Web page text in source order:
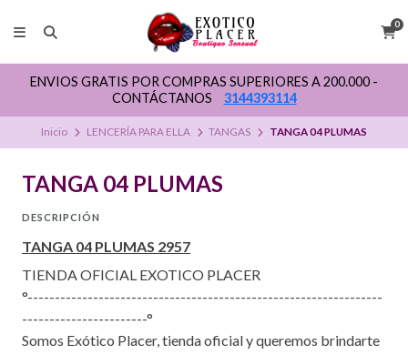
0
ENVIOS GRATIS POR COMPRAS SUPERIORES A 200.000 -
CONTÁCTANOS
3144393114
Inicio LENCERÍA PARA ELLA TANGAS TANGA 04 PLUMAS
TANGA 04 PLUMAS
DESCRIPCIÓN
TANGA 04 PLUMAS 2957
TIENDA OFICIAL EXOTICO PLACER
°-----------------------------------------------------------------
-----------------------°
Somos Exótico Placer, tienda oficial y queremos brindarte